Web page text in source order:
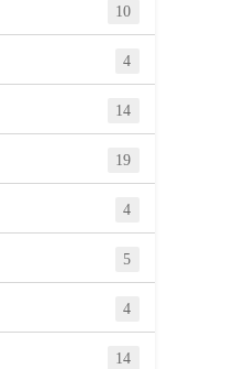
10
4
14
19
4
5
4
14